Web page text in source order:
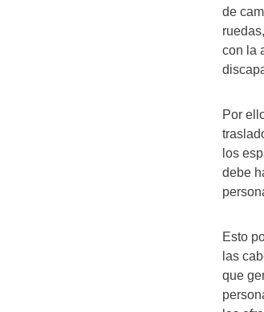
de
con la
Por
los
debe
Esto
las
que